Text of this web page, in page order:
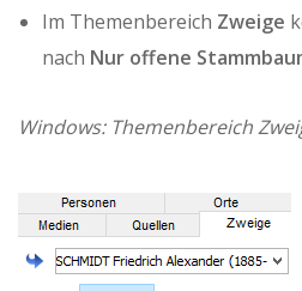
Im Themenbereich Zweige
nach Nur offene
Windows: Themenbereich